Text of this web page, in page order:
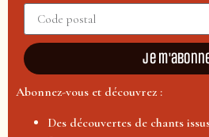
Je
Abonnez-vous et découvrez :
Des découvertes de chants